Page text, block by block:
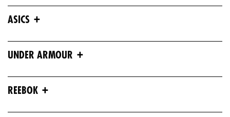
ASICS +
UNDER ARMOUR +
REEBOK +